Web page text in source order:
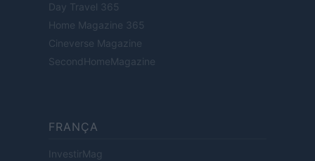
Day Travel 365
Home Magazine 365
Cineverse Magazine
SecondHomeMagazine
FRANÇA
InvestirMag